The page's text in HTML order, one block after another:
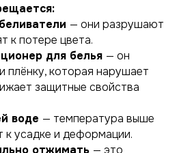
— они разрушают
к потере цвета.
для белья — он
плёнку, которая нарушает
защитные свойства
воде — температура выше
к усадке и деформации.
отжимать — это